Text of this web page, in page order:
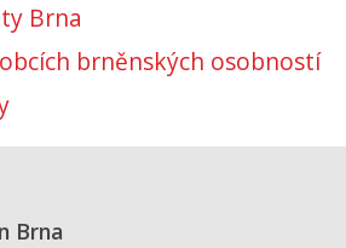
Brna
brněnských osobností
Brna